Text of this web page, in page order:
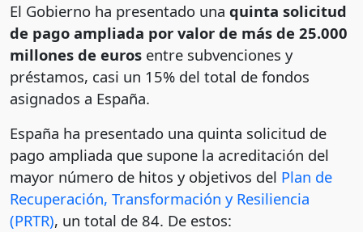
El Gobierno ha presentado una quinta solicitud
de pago ampliada por valor de más de 25.000
millones de euros entre subvenciones y
préstamos, casi un 15% del total de fondos
asignados a España.
España ha presentado una quinta solicitud de
pago ampliada que supone la acreditación del
mayor número de hitos y objetivos del Plan de
Recuperación, Transformación y Resiliencia
(PRTR), un total de 84. De estos: